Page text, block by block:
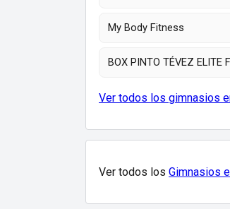
My Body Fitness
BOX PINTO TÉVEZ ELITE
Ver todos los gimnasios
Ver todos los Gimnasios